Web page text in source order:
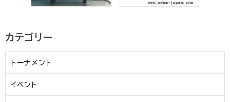
カテゴリー
トーナメント
イベント